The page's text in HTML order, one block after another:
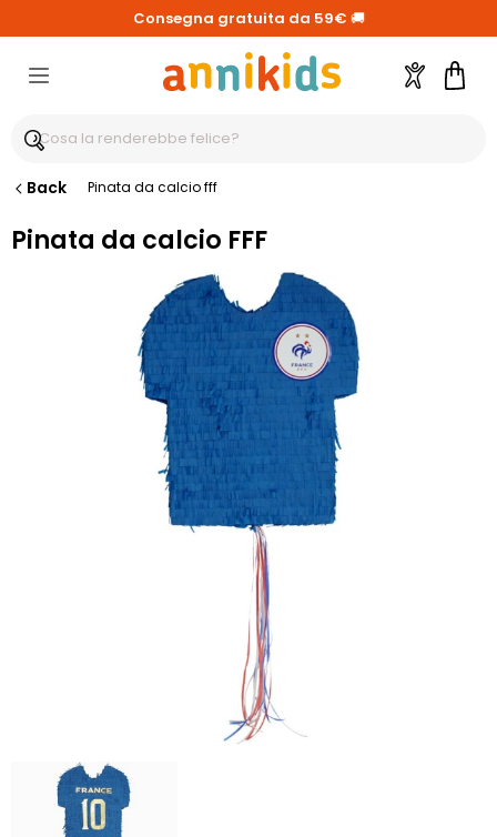
Consegna gratuita da 59€ 🚚
Account
Back Pinata da calcio fff
Pinata da calcio FFF